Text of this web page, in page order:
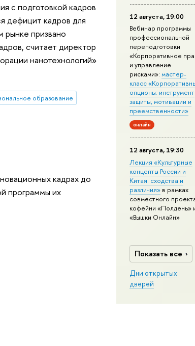
12 августа, 19:00
Вебинар программы
профессиональной
переподготовки
«Корпоративное
и управление
рисками»: мастер-
класс
опционы: инструмент
защиты, мотивации и
преемственности»
онлайн
12 августа, 19:30
Лекция «Культурные
концепты России и
Китая: сходства и
различия»в рамках
совместного
кофейни «Полдень»
«Вышки Онлайн»
Показать все
Дни открытых
дверей
с подготовкой кадров
дефицит кадров для
рынке призвано
считает директор
нанотехнологий»
образование
кадрах до
программы их